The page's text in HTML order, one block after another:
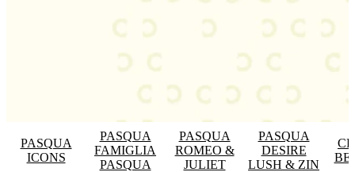
PASQUA
ICONS
PASQUA
FAMIGLIA
PASQUA
PASQUA
ROMEO &
JULIET
PASQUA
DESIRE
LUSH & ZIN